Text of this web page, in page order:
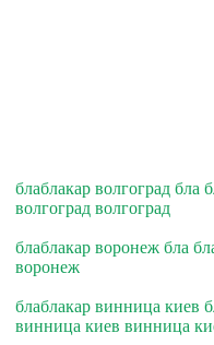
блаблакар волгоград бла
волгоград волгоград
блаблакар воронеж бла
воронеж
блаблакар винница киев
винница киев винница